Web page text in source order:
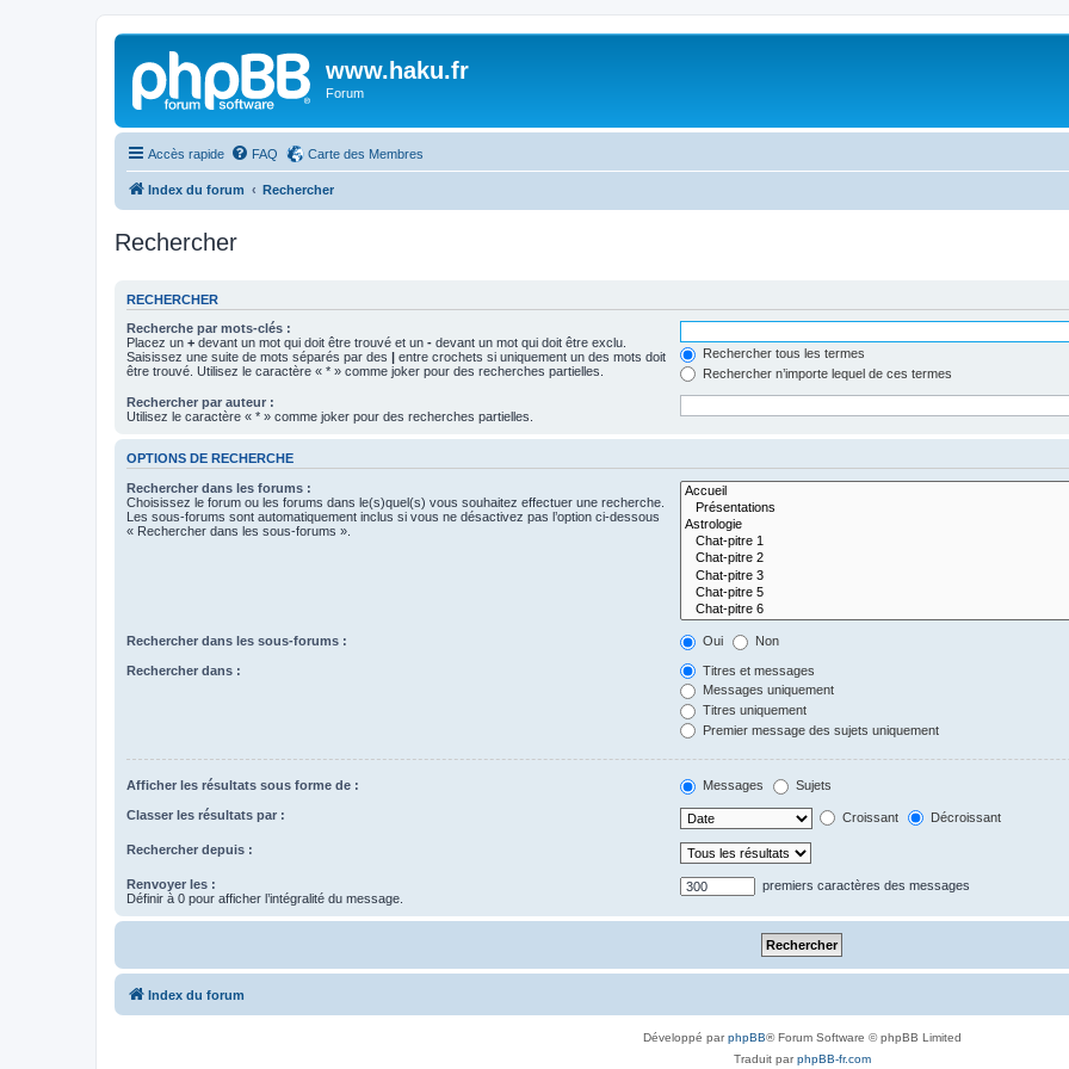
www.haku.fr
Forum
Accès rapide FAQ Carte des Membres
Index du forum Rechercher
Rechercher
RECHERCHER
Recherche par mots-clés :
Placez un + devant un mot qui doit être trouvé et un - devant un mot qui doit être exclu.
Saisissez une suite de mots séparés par des | entre crochets si uniquement un des mots doit
être trouvé. Utilisez le caractère « * » comme joker pour des recherches partielles.
Rechercher tous les termes
Rechercher n’importe lequel de ces termes
Rechercher par auteur :
Utilisez le caractère « * » comme joker pour des recherches partielles.
OPTIONS DE RECHERCHE
Rechercher dans les forums :
Choisissez le forum ou les forums dans le(s)quel(s) vous souhaitez effectuer une recherche.
Les sous-forums sont automatiquement inclus si vous ne désactivez pas l’option ci-dessous
« Rechercher dans les sous-forums ».
Rechercher dans les sous-forums : Oui Non
Rechercher dans :
Titres et messages
Messages uniquement
Titres uniquement
Premier message des sujets uniquement
Afficher les résultats sous forme de : Messages Sujets
Classer les résultats par : Croissant Décroissant
Rechercher depuis :
Renvoyer les :
Définir à 0 pour afficher l’intégralité du message.
premiers caractères des messages
Index du forum
Développé parphpBB® Forum Software © phpBB Limited
Traduit parphpBB-fr.com